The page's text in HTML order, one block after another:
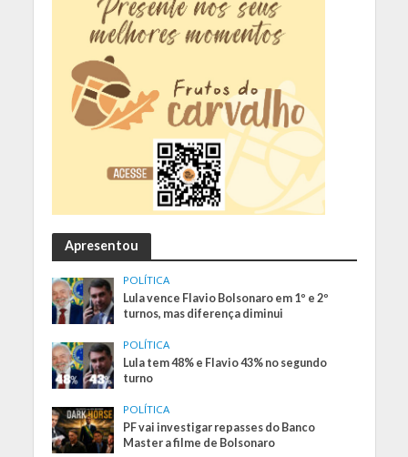
Apresentou
POLÍTICA
Lula vence Flavio Bolsonaro em 1º e 2º
turnos, mas diferença diminui
POLÍTICA
Lula tem 48% e Flavio 43% no segundo
turno
POLÍTICA
PF vai investigar repasses do Banco
Master a filme de Bolsonaro